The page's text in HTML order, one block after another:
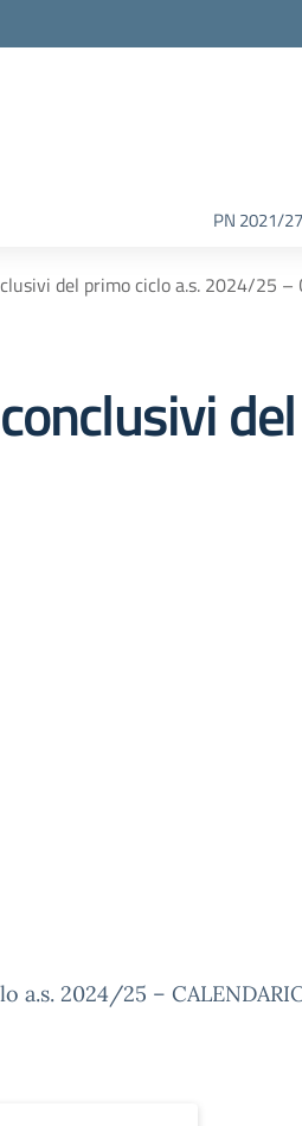
PN 2021/27
del primo ciclo a.s. 2024/25 –
a.s. 2024/25 –